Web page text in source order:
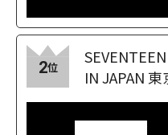
2位
IN JAPAN